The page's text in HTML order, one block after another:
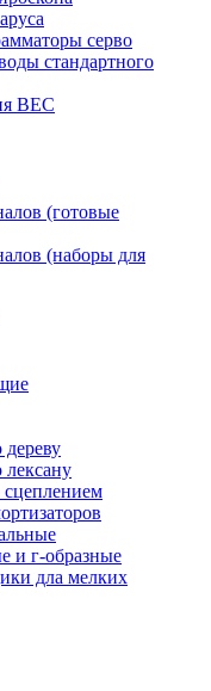
серво
стандартного
BEC
(готовые
(наборы для
сцеплением
и г-образные
дла мелких